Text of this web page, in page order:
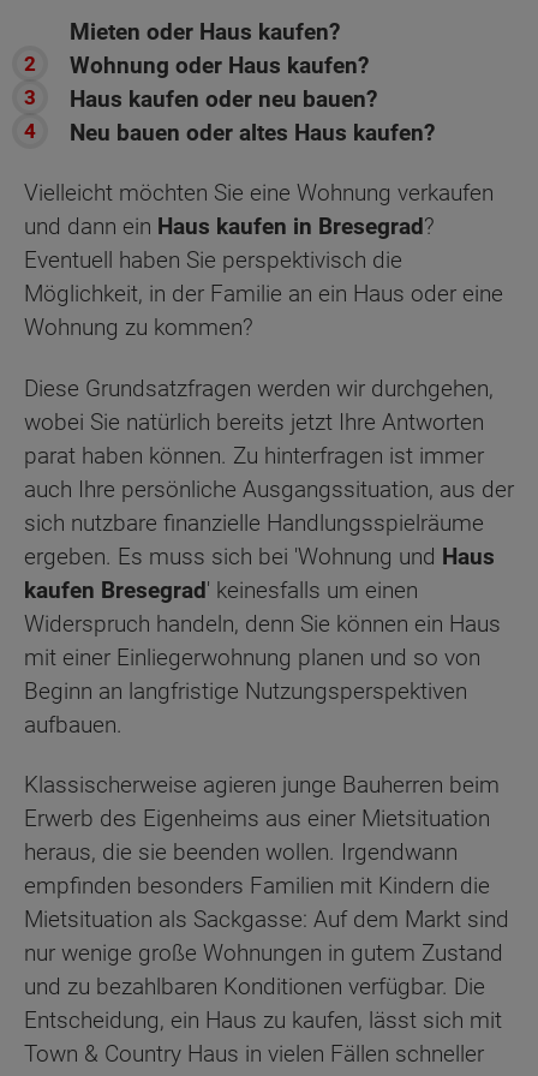
Mieten oder Haus kaufen?
Wohnung oder Haus kaufen?
Haus kaufen oder neu bauen?
Neu bauen oder altes Haus kaufen?
Vielleicht möchten Sie eine Wohnung verkaufen
und dann ein Haus kaufen in Bresegrad?
Eventuell haben Sie perspektivisch die
Möglichkeit, in der Familie an ein Haus oder eine
Wohnung zu kommen?
Diese Grundsatzfragen werden wir durchgehen,
wobei Sie natürlich bereits jetzt Ihre Antworten
parat haben können. Zu hinterfragen ist immer
auch Ihre persönliche Ausgangssituation, aus der
sich nutzbare finanzielle Handlungsspielräume
ergeben. Es muss sich bei 'Wohnung und Haus
kaufen Bresegrad' keinesfalls um einen
Widerspruch handeln, denn Sie können ein Haus
mit einer Einliegerwohnung planen und so von
Beginn an langfristige Nutzungsperspektiven
aufbauen.
Klassischerweise agieren junge Bauherren beim
Erwerb des Eigenheims aus einer Mietsituation
heraus, die sie beenden wollen. Irgendwann
empfinden besonders Familien mit Kindern die
Mietsituation als Sackgasse: Auf dem Markt sind
nur wenige große Wohnungen in gutem Zustand
und zu bezahlbaren Konditionen verfügbar. Die
Entscheidung, ein Haus zu kaufen, lässt sich mit
Town & Country Haus in vielen Fällen schneller